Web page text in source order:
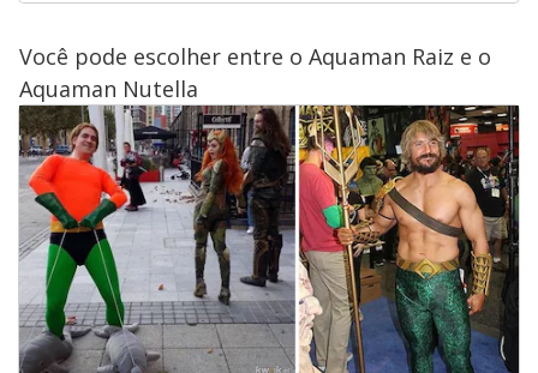
Você pode escolher entre o Aquaman Raiz e o
Aquaman Nutella